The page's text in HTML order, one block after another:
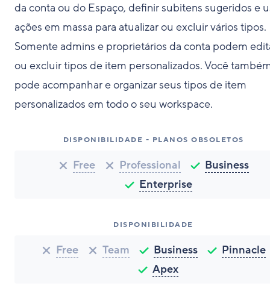
da conta ou do Espaço, definir subitens sugeridos e
ações em massa para atualizar ou excluir vários tipos.
Somente admins e proprietários da conta podem
ou excluir tipos de item personalizados. Você
pode acompanhar e organizar seus tipos de item
personalizados em todo o seu workspace.
DISPONIBILIDADE - PLANOS OBSOLETOS
Free Professional
Business
Enterprise
DISPONIBILIDADE
Free Team Business
Pinnacle
Apex